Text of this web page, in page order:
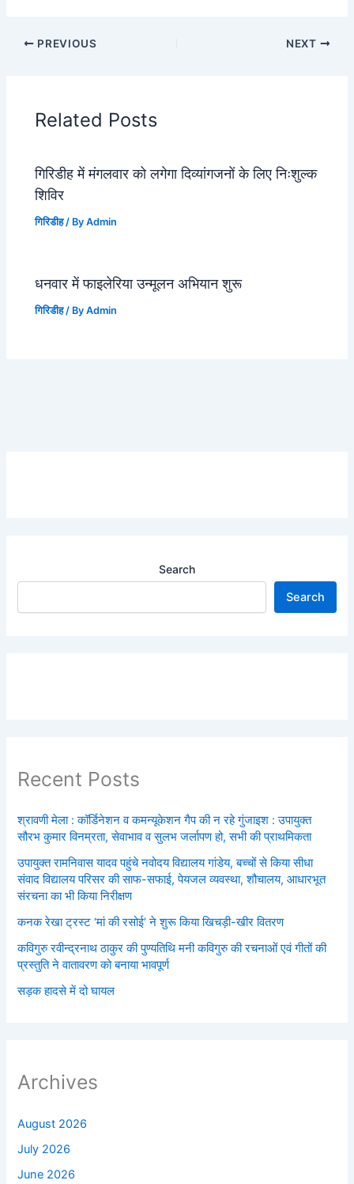
PREVIOUS NEXT
Related Posts
गिरिडीह में मंगलवार को लगेगा दिव्यांगजनों के लिए निःशुल्क
शिविर
गिरिडीह/ ByAdmin
धनवार में फाइलेरिया उन्मूलन अभियान शुरू
गिरिडीह/ ByAdmin
Search
Search
Recent Posts
श्रावणी मेला : कॉर्डिनेशन व कमन्यूकेशन गैप की न रहे गुंजाइश : उपायुक्त
सौरभ कुमार विनम्रता, सेवाभाव व सुलभ जर्लापण हो, सभी की प्राथमिकता
उपायुक्त रामनिवास यादव पहुंचे नवोदय विद्यालय गांडेय, बच्चों से किया सीधा
संवाद विद्यालय परिसर की साफ-सफाई, पेयजल व्यवस्था, शौचालय, आधारभूत
संरचना का भी किया निरीक्षण
कनक रेखा ट्रस्ट ‘मां की रसोई’ ने शुरू किया खिचड़ी-खीर वितरण
कविगुरु रवीन्द्रनाथ ठाकुर की पुण्यतिथि मनी कविगुरु की रचनाओं एवं गीतों की
प्रस्तुति ने वातावरण को बनाया भावपूर्ण
सड़क हादसे में दो घायल
Archives
August 2026
July 2026
June 2026